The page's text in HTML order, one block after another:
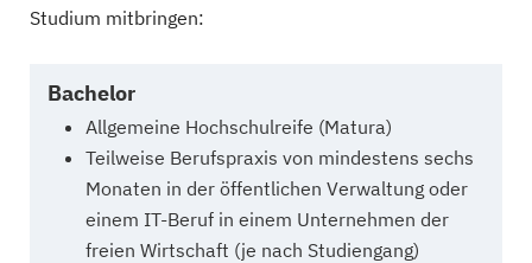
Studium mitbringen:
Bachelor
Allgemeine Hochschulreife (Matura)
Teilweise Berufspraxis von mindestens sechs
Monaten in der öffentlichen Verwaltung oder
einem IT-Beruf in einem Unternehmen der
freien Wirtschaft (je nach Studiengang)